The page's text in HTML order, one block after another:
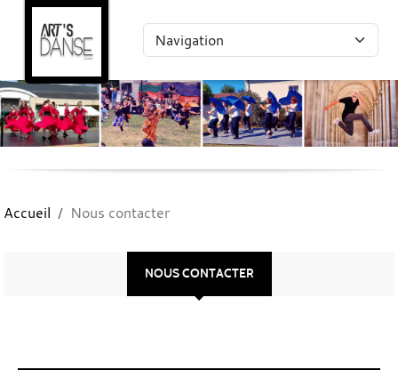
Accueil Nous contacter
NOUS CONTACTER
Panneau de gestion des cookies